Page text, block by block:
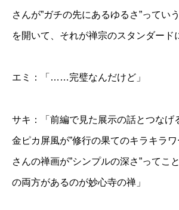
さんが”ガチの先にあるゆるさ”ってい
を開いて、それが禅宗のスタンダード
エミ：「……完璧なんだけど」
サキ：「前編で見た展示の話とつなげ
金ピカ屏風が”修行の果てのキラキラ
さんの禅画が”シンプルの深さ”ってこ
の両方があるのが妙心寺の禅」